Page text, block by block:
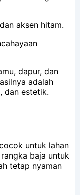
aksen hitam.
dapur, dan
adalah
dan estetik.
untuk lahan
baja untuk
tetap nyaman